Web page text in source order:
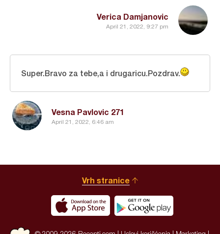
Verica Damjanovic
April 21, 2022, 9:27 pm
Vesna Pavlovic 271
April 21, 2022, 6:46 am
Super.Bravo za tebe,a i drugaricu.Pozdrav.
Vrh stranice